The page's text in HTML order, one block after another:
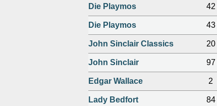
Die Playmos 42
Die Playmos 43
John Sinclair Classics 20
John Sinclair 97
Edgar Wallace 2
Lady Bedfort 84